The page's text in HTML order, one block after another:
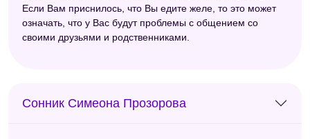
Если Вам приснилось, что Вы едите желе, то это может
означать, что у Вас будут проблемы с общением со
своими друзьями и родственниками.
Сонник Симеона Прозорова